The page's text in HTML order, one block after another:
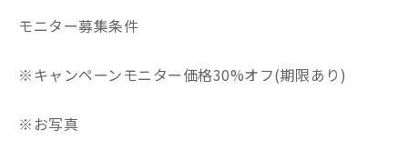
モニター募集条件
※キャンペーンモニター価格30%オフ(期限あり)
※お写真